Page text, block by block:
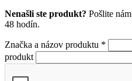
Nenašli ste produkt? Pošlite
48 hodín.
Značka a názov produktu *
produkt